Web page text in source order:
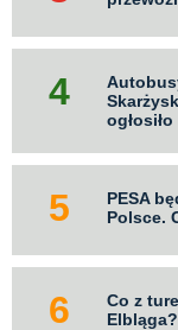
PESA
Polsce.
Co z
Elbląga?